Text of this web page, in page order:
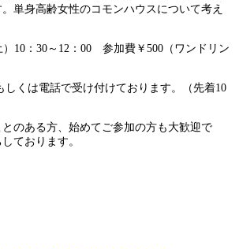
単身高齢女性のコモンハウスについて考え
10：30～12：00 参加費￥500（ワンドリン
しくは電話で受け付けております。（先着10
のある方、始めてご参加の方も大歓迎で
ております。